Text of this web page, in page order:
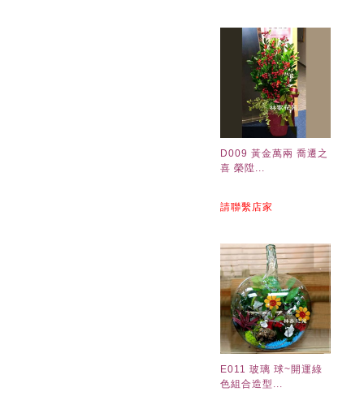
D009 黃金萬兩 喬遷之
喜 榮陞...
請聯繫店家
E011 玻璃 球~開運綠
色組合造型...